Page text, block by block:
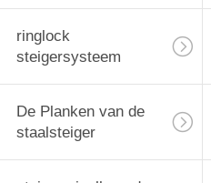
ringlock
steigersysteem
De Planken van de
staalsteiger